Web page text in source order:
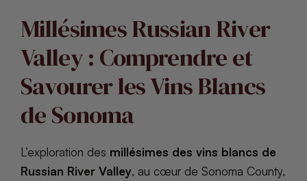
Millésimes Russian River
Valley : Comprendre et
Savourer les Vins Blancs
de Sonoma
L’exploration des millésimes des vins blancs de
Russian River Valley, au cœur de Sonoma County,